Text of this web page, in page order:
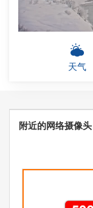
天气
附近的网络摄像头